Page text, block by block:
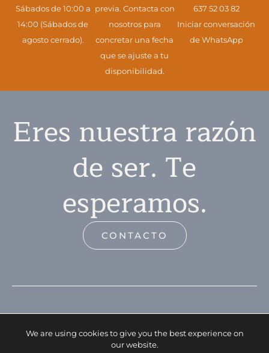
Sábados de 10:00 a
14:00 (Sábados de
agosto cerrado).
previa. Contacta con
nosotros para
concretar una fecha
que se ajuste a tu
disponibilidad.
637 52 03 82
Iniciar conversación
de WhatsApp
Eres nuestra razón
de ser. Te
esperamos.
CONTACTO
We are using cookies to give you the best experience on
our website.